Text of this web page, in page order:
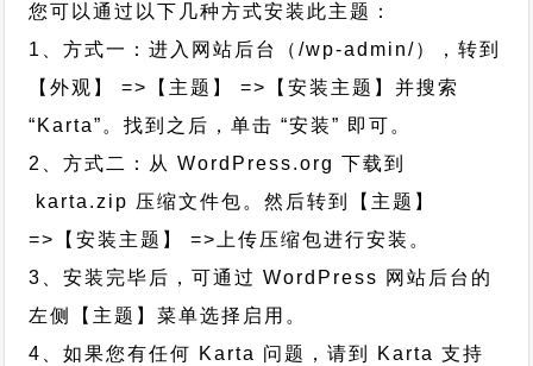
您可以通过以下几种方式安装此主题：
1、方式一：进入网站后台（/wp-admin/），转到
【外观】 =>【主题】 =>【安装主题】并搜索
“Karta”。找到之后，单击 “安装” 即可。
2、方式二：从 WordPress.org 下载到
karta.zip 压缩文件包。然后转到【主题】
=>【安装主题】 =>上传压缩包进行安装。
3、安装完毕后，可通过 WordPress 网站后台的
左侧【主题】菜单选择启用。
4、如果您有任何 Karta 问题，请到 Karta 支持